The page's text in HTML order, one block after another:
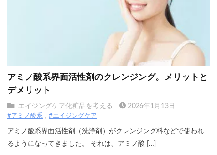
アミノ酸系界面活性剤のクレンジング。メリットと
デメリット
エイジングケア化粧品を考える 2026年1月13日
#アミノ酸系 #エイジングケア
アミノ酸系界面活性剤（洗浄剤）がクレンジング料などで使われ
るようになってきました。 それは、アミノ酸 […]